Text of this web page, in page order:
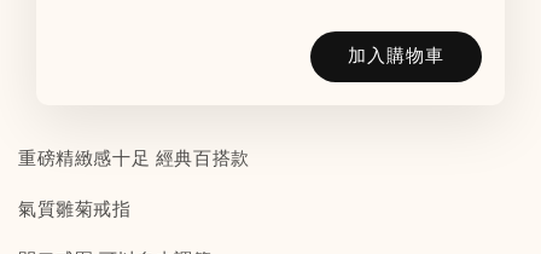
加入購物車
重磅精緻感十足 經典百搭款
氣質雛菊戒指